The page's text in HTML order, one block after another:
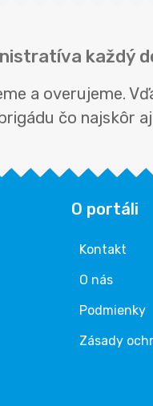
každý
a overujeme.
čo najskôr
O portáli
Kontakt
O nás
Podmienky
Zásady